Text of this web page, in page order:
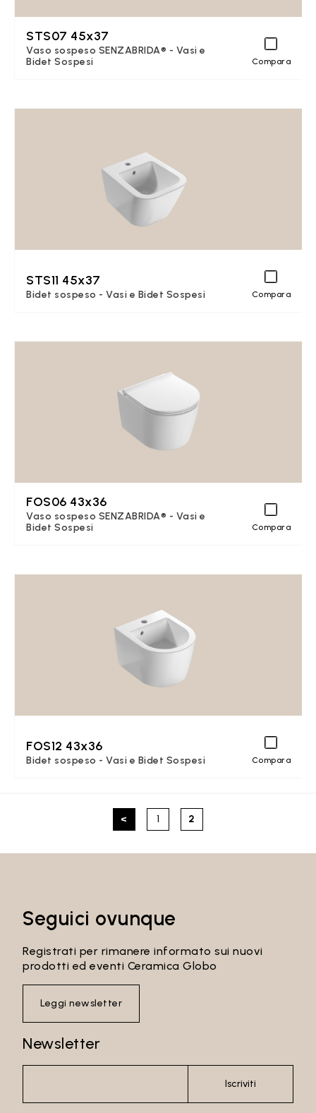
STS07 45x37
Vaso sospeso SENZABRIDA® - Vasi e
Bidet Sospesi
Compara
STS11 45x37
Bidet sospeso - Vasi e Bidet Sospesi Compara
FOS06 43x36
Vaso sospeso SENZABRIDA® - Vasi e
Bidet Sospesi
Compara
FOS12 43x36
Bidet sospeso - Vasi e Bidet Sospesi Compara
< 1 2
Seguici ovunque
Registrati per rimanere informato sui nuovi
prodotti ed eventi Ceramica Globo
Leggi newsletter
Newsletter
Iscriviti